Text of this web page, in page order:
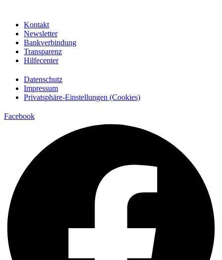
Kontakt
Newsletter
Bankverbindung
Transparenz
Hilfecenter
Datenschutz
Impressum
Privatsphäre-Einstellungen (Cookies)
Facebook